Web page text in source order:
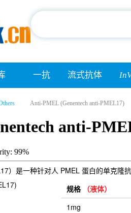
一抗 流式抗体
Anti-PMEL (Genentech anti-PMEL17)
anti-
99%
）是一种针对人 PMEL 蛋白的单克隆
规格 （液体）
1mg